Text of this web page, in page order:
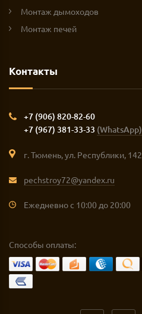
Монтаж дымоходов
Монтаж печей
Контакты
+7 (906) 820-82-60
+7 (967) 381-33-33 (WhatsApp)
г. Тюмень, ул. Республики, 142
pechstroy72@yandex.ru
Ежедневно с 10:00 до 20:00
Способы оплаты: